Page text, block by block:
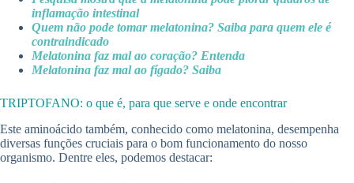
inflamação intestinal
Quem não pode tomar melatonina? Saiba para quem ele é
contraindicado
Melatonina faz mal ao coração? Entenda
Melatonina faz mal ao fígado? Saiba
TRIPTOFANO: o que é, para que serve e onde encontrar
Este aminoácido também, conhecido como melatonina, desempenha
diversas funções cruciais para o bom funcionamento do nosso
organismo. Dentre eles, podemos destacar: